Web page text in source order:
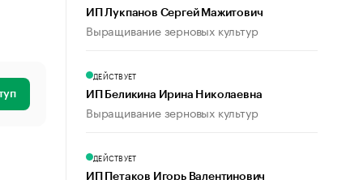
ИП Лукпанов Сергей Мажитович
Выращивание зерновых культур
ДЕЙСТВУЕТ
ИП Беликина Ирина Николаевна
Выращивание зерновых культур
ДЕЙСТВУЕТ
ИП Петаков Игорь Валентинович